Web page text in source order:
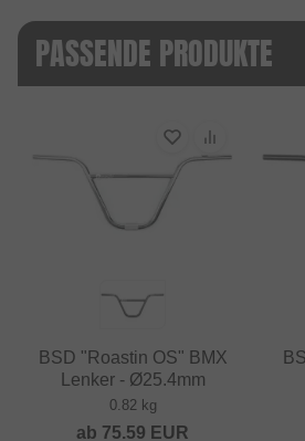
PASSENDE PRODUKTE
BSD "Roastin OS" BMX
Lenker - Ø25.4mm
0.82 kg
ab 75.59 EUR